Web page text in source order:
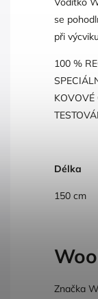
se
při
100 %
KOVOVÉ
Délka
150 cm
Značka